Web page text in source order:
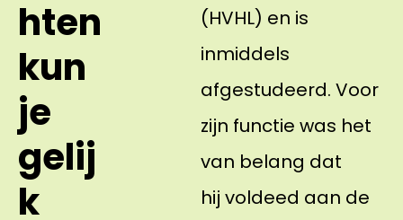
hten
kun
je
gelij
k
(HVHL) en is
inmiddels
afgestudeerd. Voor
zijn functie was het
van belang dat
hij voldeed aan de